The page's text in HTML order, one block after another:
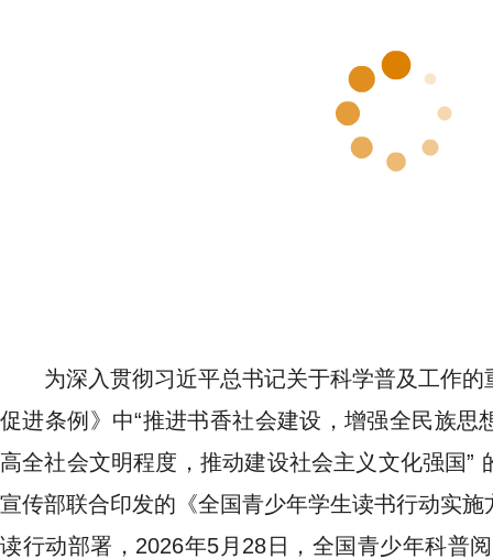
为深入贯彻习近平总书记关于科学普及工作
促进条例》中“推进书香社会建设，增强全民族思
高全社会文明程度，推动建设社会主义文化强国”
宣传部联合印发的《全国青少年学生读书行动实施
读行动部署，2026年5月28日，全国青少年科普